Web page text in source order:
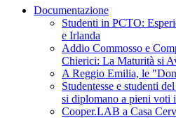
Documentazione
Studenti in PCTO:
e Irlanda
Addio Commosso e
Chierici: La Maturità si
A Reggio Emilia, le
Studentesse e studenti
si diplomano a pieni voti
Cooper.LAB a Casa